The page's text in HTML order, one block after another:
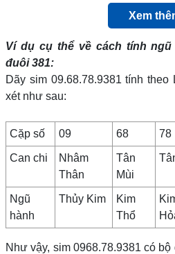
Xem
Ví dụ cụ thể về cách tính
đuôi 381:
Dãy sim 09.68.78.9381 tính
xét như sau:
Cặp số 09 68 78
Can chi
Nhâm
Thân
Tân
Mùi
Ngũ
hành
Thủy Kim
Kim
Thổ
Như vậy, sim 0968.78.9381 có